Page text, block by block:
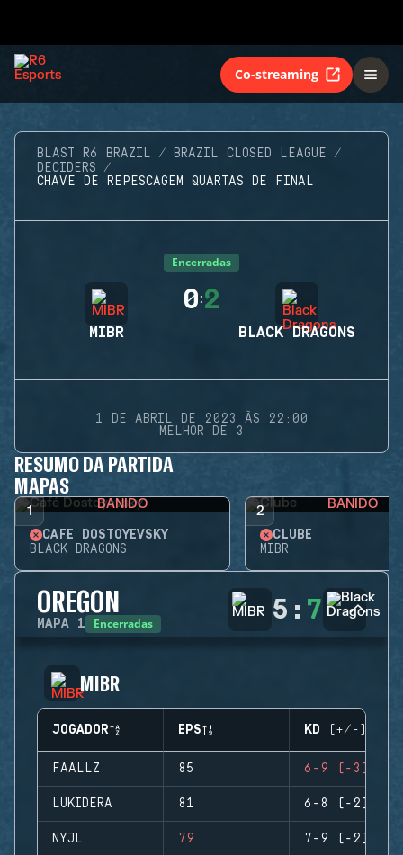
Co-streaming
BLAST R6 BRAZIL
BRAZIL CLOSED LEAGUE
DECIDERS
CHAVE DE REPESCAGEM QUARTAS DE FINAL
Encerradas
MIBR
0:2
BLACK DRAGONS
1 DE ABRIL DE 2023 ÀS 22:00
MELHOR DE 3
RESUMO DA PARTIDA
MAPAS
1 BANIDO
CAFÉ DOSTOYEVSKY
BLACK DRAGONS
2 BANIDO
CLUBE
MIBR
OREGON
MAPA 1 Encerradas 5 : 7
MIBR
JOGADOR EPS KD (+/-)
FAALLZ 85 6-9 (-3)
LUKIDERA 81 6-8 (-2)
NYJL 79 7-9 (-2)